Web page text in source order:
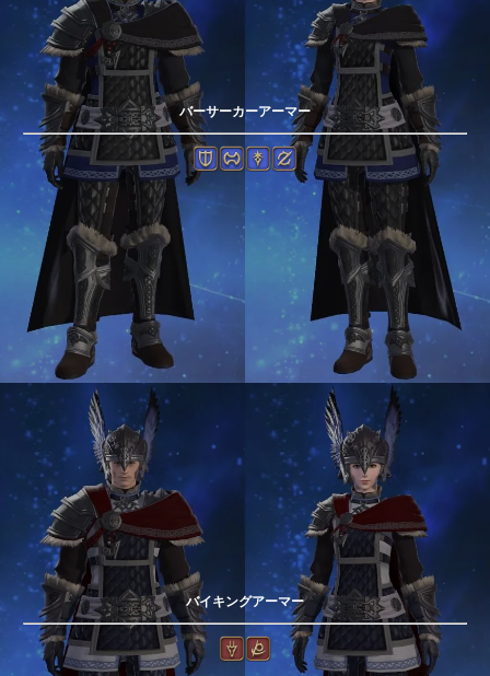
バーサーカーアーマー
バイキングアーマー